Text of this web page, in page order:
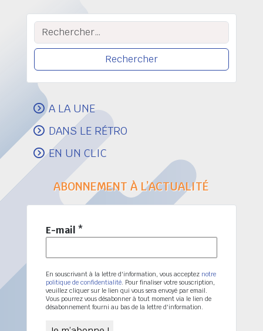
Rechercher :
A LA UNE
DANS LE RÉTRO
EN UN CLIC
ABONNEMENT À L’ACTUALITÉ
E-mail *
En souscrivant à la lettre d'information, vous acceptez notre
politique de confidentialité. Pour finaliser votre souscription,
veuillez cliquer sur le lien qui vous sera envoyé par email.
Vous pourrez vous désabonner à tout moment via le lien de
désabonnement fourni au bas de la lettre d'information.